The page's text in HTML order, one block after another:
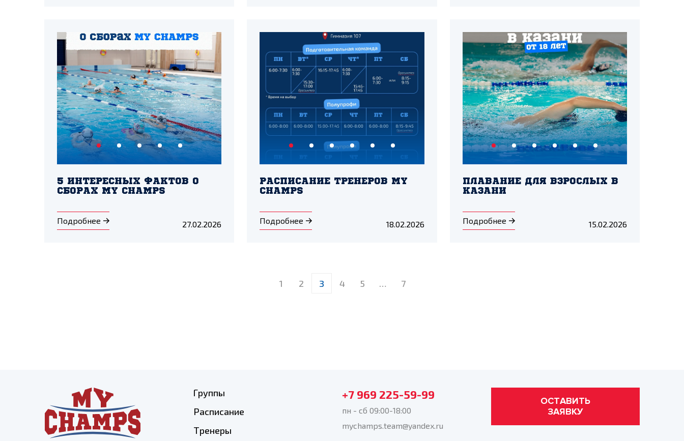
5 ИНТЕРЕСНЫХ ФАКТОВ О
СБОРАХ MY CHAMPS
Подробнее 27.02.2026
РАСПИСАНИЕ ТРЕНЕРОВ MY
CHAMPS
Подробнее 18.02.2026
ПЛАВАНИЕ ДЛЯ ВЗРОСЛЫХ В
КАЗАНИ
Подробнее 15.02.2026
1 2 3 4 5 … 7
Группы
Расписание
Тренеры
+7 969 225-59-99
пн - сб 09:00-18:00
mychamps.team@yandex.ru
ОСТАВИТЬ
ЗАЯВКУ